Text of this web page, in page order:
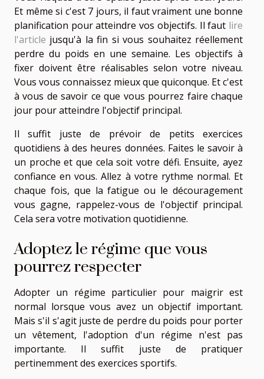
Et même si c'est 7 jours, il faut vraiment une bonne
planification pour atteindre vos objectifs. Il faut lire
l'article jusqu'à la fin si vous souhaitez réellement
perdre du poids en une semaine. Les objectifs à
fixer doivent être réalisables selon votre niveau.
Vous vous connaissez mieux que quiconque. Et c'est
à vous de savoir ce que vous pourrez faire chaque
jour pour atteindre l'objectif principal.
Il suffit juste de prévoir de petits exercices
quotidiens à des heures données. Faites le savoir à
un proche et que cela soit votre défi. Ensuite, ayez
confiance en vous. Allez à votre rythme normal. Et
chaque fois, que la fatigue ou le découragement
vous gagne, rappelez-vous de l'objectif principal.
Cela sera votre motivation quotidienne.
Adoptez le régime que vous
pourrez respecter
Adopter un régime particulier pour maigrir est
normal lorsque vous avez un objectif important.
Mais s'il s'agit juste de perdre du poids pour porter
un vêtement, l'adoption d'un régime n'est pas
importante. Il suffit juste de pratiquer
pertinemment des exercices sportifs.